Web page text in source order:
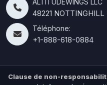
48221
Téléphone:
+1-888-618-0884
Clause de non-